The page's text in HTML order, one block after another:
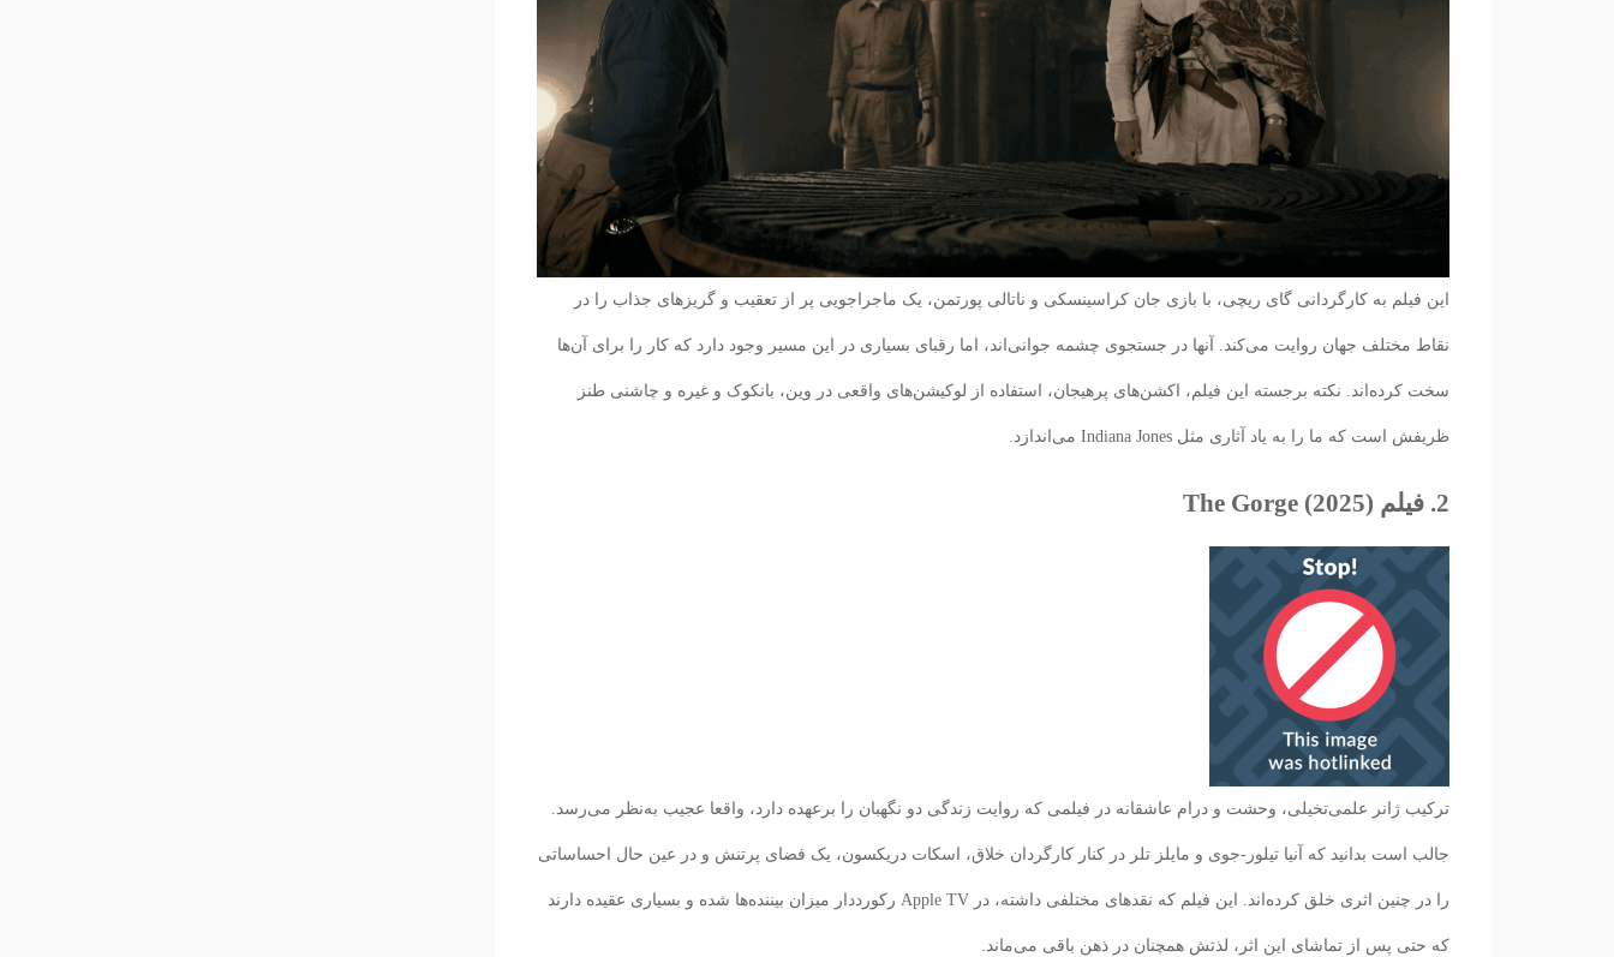
این فیلم به کارگردانی گای ریچی، با بازی جان کراسینسکی و ناتالی پورتمن، یک ماجراجویی پر از تعقیب و گریزهای جذاب را در
نقاط مختلف جهان روایت می‌کند. آنها در جستجوی چشمه جوانی‌اند، اما رقبای بسیاری در این مسیر وجود دارد که کار را برای آن‌ها
سخت کرده‌اند. نکته برجسته این فیلم، اکشن‌های پرهیجان، استفاده از لوکیشن‌های واقعی در وین، بانکوک و غیره و چاشنی طنز
ظریفش است که ما را به یاد آثاری مثل Indiana Jones می‌اندازد.
2. فیلم The Gorge (2025)
ترکیب ژانر علمی‌تخیلی، وحشت و درام عاشقانه در فیلمی که روایت زندگی دو نگهبان را برعهده دارد، واقعا عجیب به‌نظر می‌رسد.
جالب است بدانید که آنیا تیلور-جوی و مایلز تلر در کنار کارگردان خلاق، اسکات دریکسون، یک فضای پرتنش و در عین حال احساساتی
را در چنین اثری خلق کرده‌اند. این فیلم که نقدهای مختلفی داشته، در Apple TV رکورددار میزان بیننده‌ها شده و بسیاری عقیده‌ دارند
که حتی پس از تماشای این اثر، لذتش همچنان در ذهن باقی می‌ماند.